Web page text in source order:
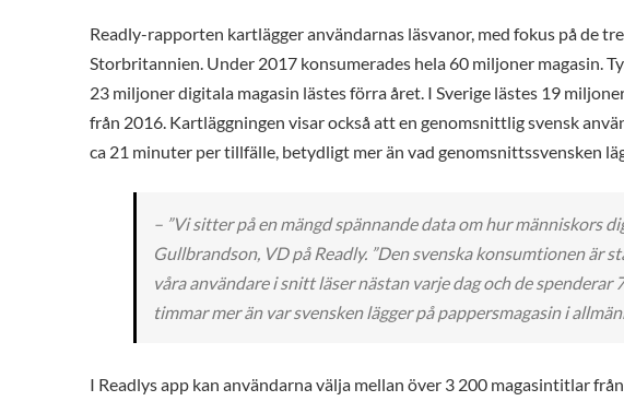
Readly-rapporten kartlägger användarnas läsvanor, med fokus på de
Storbritannien. Under 2017 konsumerades hela 60 miljoner magasin.
23 miljoner digitala magasin lästes förra året. I Sverige lästes 19
från 2016. Kartläggningen visar också att en genomsnittlig svensk
ca 21 minuter per tillfälle, betydligt mer än vad genomsnittssvensken
– ”Vi sitter på en mängd spännande data om hur människors
Gullbrandson, VD på Readly. ”Den svenska konsumtionen är
våra användare i snitt läser nästan varje dag och de
timmar mer än var svensken lägger på pappersmagasin i
I Readlys app kan användarna välja mellan över 3 200 magasintitlar